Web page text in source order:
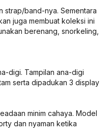
strap/band-nya. Sementara
juga membuat koleksi ini
berenang, snorkeling,
digi. Tampilan ana-digi
serta dipadukan 3 display
minim cahaya. Model
dan nyaman ketika